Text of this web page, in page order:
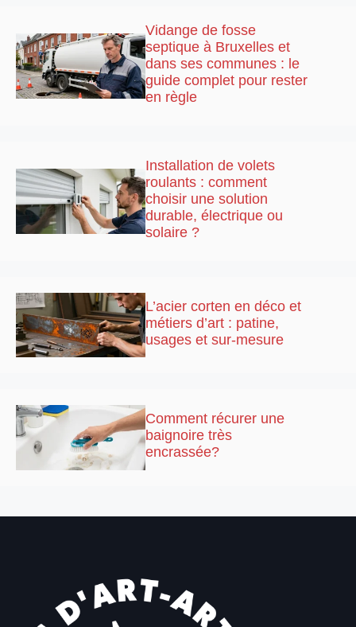
Vidange de fosse
septique à Bruxelles et
dans ses communes : le
guide complet pour rester
en règle
Installation de volets
roulants : comment
choisir une solution
durable, électrique ou
solaire ?
L’acier corten en déco et
métiers d’art : patine,
usages et sur-mesure
Comment récurer une
baignoire très
encrassée?